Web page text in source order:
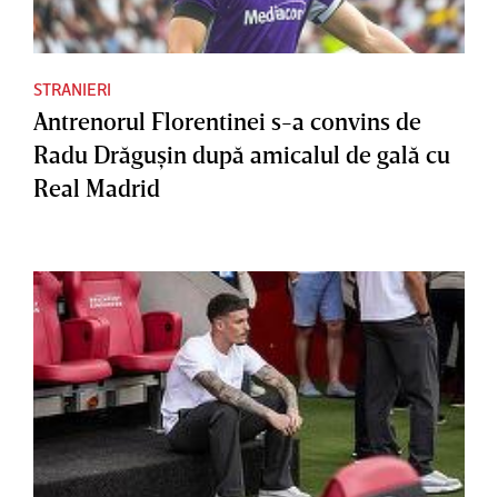
STRANIERI
Antrenorul Florentinei s-a convins de
Radu Drăguşin după amicalul de gală cu
Real Madrid